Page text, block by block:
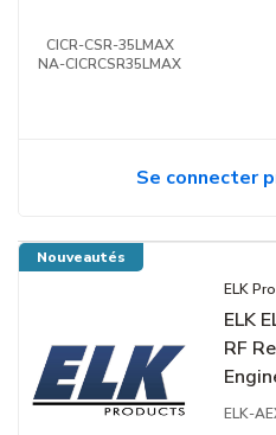
CICR-CSR-35LMAX
NA-CICRCSR35LMAX
Se connecter
Nouveautés
ELK
ELK
RF
ELK-